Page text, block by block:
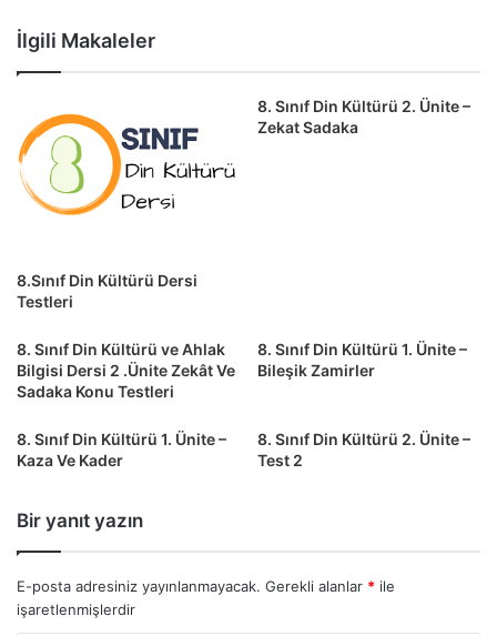
İlgili Makaleler
8.Sınıf Din Kültürü Dersi
Testleri
8. Sınıf Din Kültürü 2. Ünite –
Zekat Sadaka
8. Sınıf Din Kültürü ve Ahlak
Bilgisi Dersi 2 .Ünite Zekât Ve
Sadaka Konu Testleri
8. Sınıf Din Kültürü 1. Ünite –
Bileşik Zamirler
8. Sınıf Din Kültürü 1. Ünite –
Kaza Ve Kader
8. Sınıf Din Kültürü 2. Ünite –
Test 2
Bir yanıt yazın
E-posta adresiniz yayınlanmayacak. Gerekli alanlar * ile
işaretlenmişlerdir